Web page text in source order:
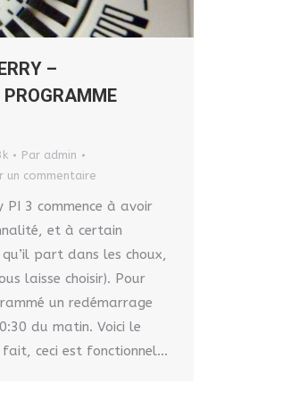
–
PROGRAMME
Par admin
un commentaire
PI 3 commence à avoir
et à certain
part dans les choux,
laisse choisir). Pour
un redémarrage
du matin. Voici le
fait, ceci est fonctionnel…